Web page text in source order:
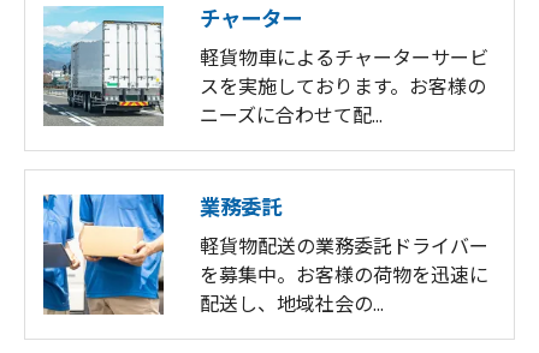
チャーター
軽貨物車によるチャーターサービ
スを実施しております。お客様の
ニーズに合わせて配…
業務委託
軽貨物配送の業務委託ドライバー
を募集中。お客様の荷物を迅速に
配送し、地域社会の…